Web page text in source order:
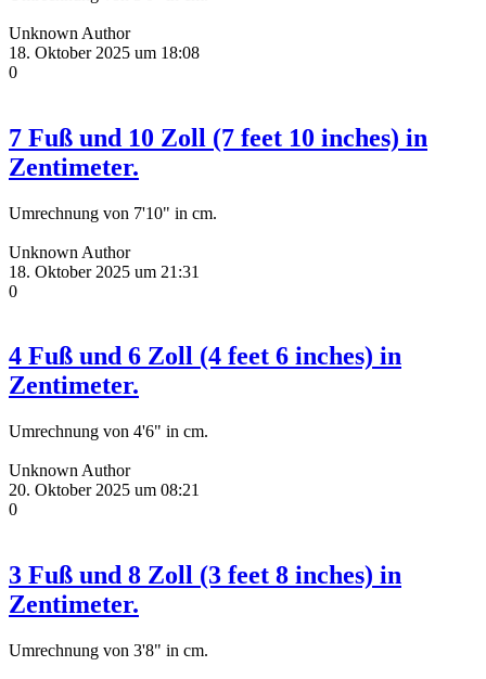
Unknown Author
18. Oktober 2025 um 18:08
0
7 Fuß und 10 Zoll (7 feet 10 inches) in
Zentimeter.
Umrechnung von 7'10" in cm.
Unknown Author
18. Oktober 2025 um 21:31
0
4 Fuß und 6 Zoll (4 feet 6 inches) in
Zentimeter.
Umrechnung von 4'6" in cm.
Unknown Author
20. Oktober 2025 um 08:21
0
3 Fuß und 8 Zoll (3 feet 8 inches) in
Zentimeter.
Umrechnung von 3'8" in cm.